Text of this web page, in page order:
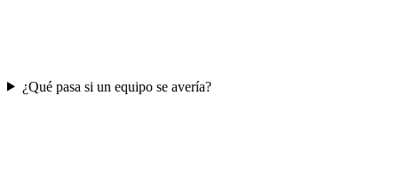
¿Qué pasa si un equipo se avería?